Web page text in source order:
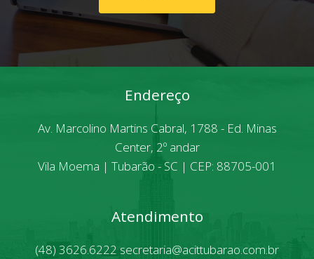
Endereço
Av. Marcolino Martins Cabral, 1788 - Ed. Minas
Center, 2º andar
Vila Moema | Tubarão - SC | CEP: 88705-001
Atendimento
(48) 3626.6222 secretaria@acittubarao.com.br